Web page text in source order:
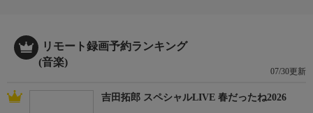
リモート録画予約ランキング
(音楽)
07/30更新
吉田拓郎 スペシャルLIVE 春だったね2026